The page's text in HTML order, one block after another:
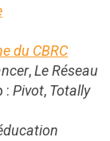
du CBRC
,Le Réseau
: Pivot, Totally